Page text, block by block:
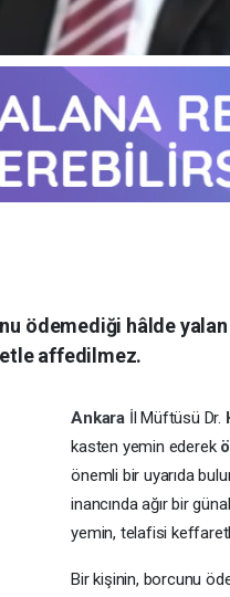
ödemediği hâlde
affedilmez.
Ankara İl Müftüsü Dr.
kasten yemin ederek
önemli bir uyarıda
inancında ağır bir
yemin, telafisi
Bir kişinin, borcunu